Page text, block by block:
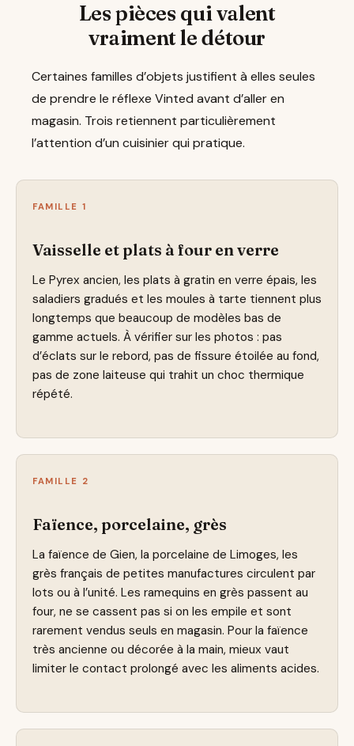
Les pièces qui valent
vraiment le détour
Certaines familles d’objets justifient à elles seules
de prendre le réflexe Vinted avant d’aller en
magasin. Trois retiennent particulièrement
l’attention d’un cuisinier qui pratique.
FAMILLE 1
Vaisselle et plats à four en verre
Le Pyrex ancien, les plats à gratin en verre épais, les
saladiers gradués et les moules à tarte tiennent plus
longtemps que beaucoup de modèles bas de
gamme actuels. À vérifier sur les photos : pas
d’éclats sur le rebord, pas de fissure étoilée au fond,
pas de zone laiteuse qui trahit un choc thermique
répété.
FAMILLE 2
Faïence, porcelaine, grès
La faïence de Gien, la porcelaine de Limoges, les
grès français de petites manufactures circulent par
lots ou à l’unité. Les ramequins en grès passent au
four, ne se cassent pas si on les empile et sont
rarement vendus seuls en magasin. Pour la faïence
très ancienne ou décorée à la main, mieux vaut
limiter le contact prolongé avec les aliments acides.